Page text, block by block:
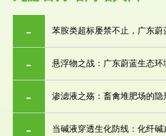
苯胺类超标屡禁不止，广东蔚
悬浮物之战：广东蔚蓝生态环
渗滤液之殇：畜禽堆肥场的隐
当碱液穿透生化防线：化纤碱